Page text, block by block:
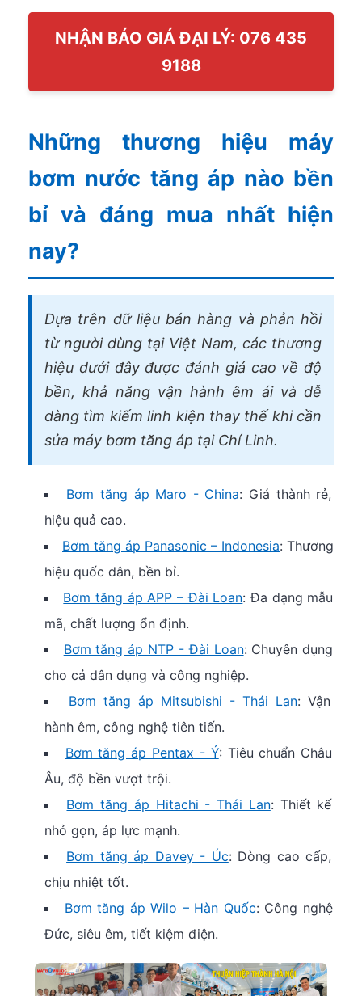
NHẬN BÁO GIÁ ĐẠI LÝ: 076 435
9188
Những thương hiệu máy
bơm nước tăng áp nào bền
bỉ và đáng mua nhất hiện
nay?
Dựa trên dữ liệu bán hàng và phản hồi
từ người dùng tại Việt Nam, các thương
hiệu dưới đây được đánh giá cao về độ
bền, khả năng vận hành êm ái và dễ
dàng tìm kiếm linh kiện thay thế khi cần
sửa máy bơm tăng áp tại Chí Linh.
Bơm tăng áp Maro - China: Giá thành rẻ,
hiệu quả cao.
Bơm tăng áp Panasonic – Indonesia: Thương
hiệu quốc dân, bền bỉ.
Bơm tăng áp APP – Đài Loan: Đa dạng mẫu
mã, chất lượng ổn định.
Bơm tăng áp NTP - Đài Loan: Chuyên dụng
cho cả dân dụng và công nghiệp.
Bơm tăng áp Mitsubishi - Thái Lan: Vận
hành êm, công nghệ tiên tiến.
Bơm tăng áp Pentax - Ý: Tiêu chuẩn Châu
Âu, độ bền vượt trội.
Bơm tăng áp Hitachi - Thái Lan: Thiết kế
nhỏ gọn, áp lực mạnh.
Bơm tăng áp Davey - Úc: Dòng cao cấp,
chịu nhiệt tốt.
Bơm tăng áp Wilo – Hàn Quốc: Công nghệ
Đức, siêu êm, tiết kiệm điện.